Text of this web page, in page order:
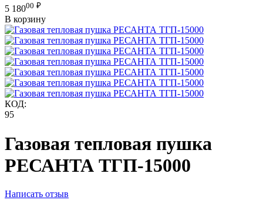
5 18000 ₽
В корзину
КОД:
95
Газовая тепловая пушка
РЕСАНТА ТГП-15000
Написать отзыв